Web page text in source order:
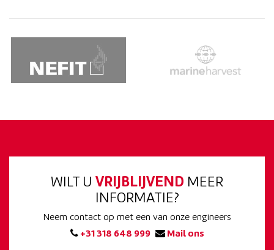
WILT U VRIJBLIJVEND MEER
INFORMATIE?
Neem contact op met een van onze engineers
+31 318 648 999
Mail ons